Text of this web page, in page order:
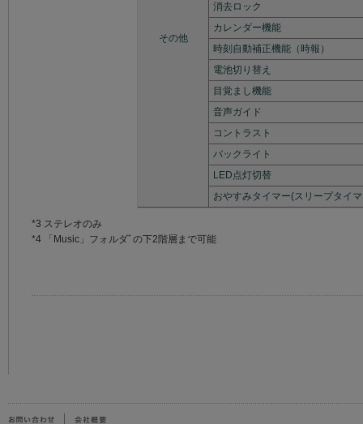
その他
消去ロック
カレンダー機能
時刻自動補正機能（時報）
電池切り替え
目覚まし機能
音声ガイド
コントラスト
バックライト
LED点灯切替
おやすみタイマー(スリープタイ
*3 ステレオのみ
*4 「Music」フォルダﾞの下2階層まで可能